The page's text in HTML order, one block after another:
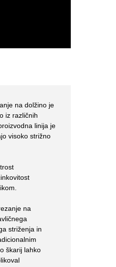
na dolžino je
iz različnih
linija je
visoko strižno
na
striženja in
škarij lahko